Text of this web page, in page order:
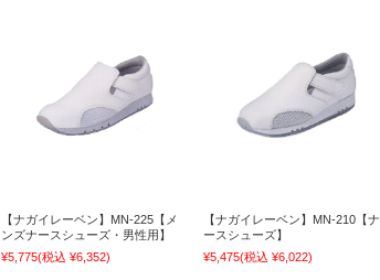
【ナガイレーベン】MN-225【メ
ンズナースシューズ・男性用】
¥5,775(税込 ¥6,352)
【ナガイレーベン】MN-210【ナ
ースシューズ】
¥5,475(税込 ¥6,022)